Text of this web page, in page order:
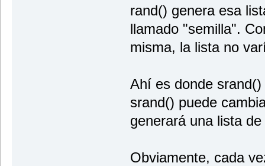
rand() genera esa
llamado "semilla".
misma, la lista no
Ahí es donde
srand() puede
generará una lista
Obviamente, cada